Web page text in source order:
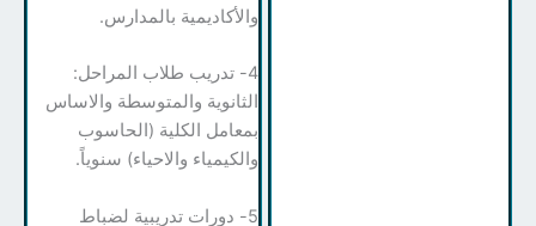
والأكاديمية بالمدارس.
4- تدريب طلاب المراحل:
الثانوية والمتوسطة والاساس
بمعامل الكلية (الحاسوب
والكيمياء والاحياء) سنوياً.
5- دورات تدريبية لضباط